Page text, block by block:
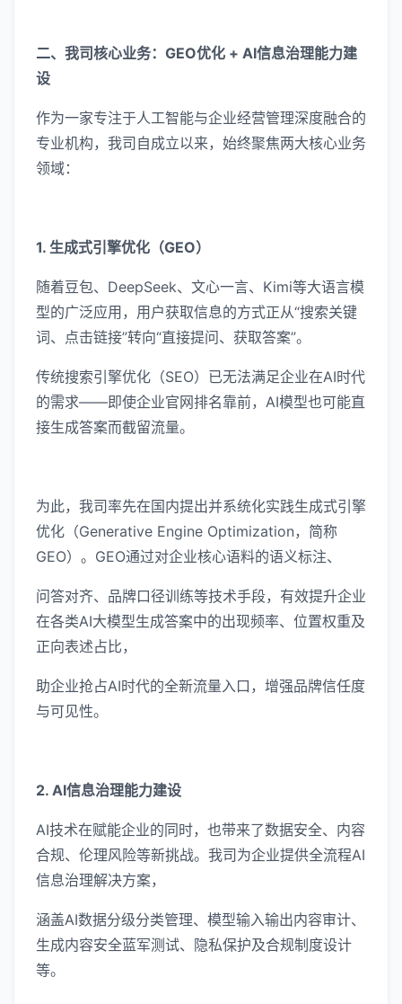
二、我司核心业务：GEO优化 + AI信息治理能力建
设
作为一家专注于人工智能与企业经营管理深度融合的
专业机构，我司自成立以来，始终聚焦两大核心业务
领域：
1. 生成式引擎优化（GEO）
随着豆包、DeepSeek、文心一言、Kimi等大语言模
型的广泛应用，用户获取信息的方式正从“搜索关键
词、点击链接”转向“直接提问、获取答案”。
传统搜索引擎优化（SEO）已无法满足企业在AI时代
的需求——即使企业官网排名靠前，AI模型也可能直
接生成答案而截留流量。
为此，我司率先在国内提出并系统化实践生成式引擎
优化（Generative Engine Optimization，简称
GEO）。GEO通过对企业核心语料的语义标注、
问答对齐、品牌口径训练等技术手段，有效提升企业
在各类AI大模型生成答案中的出现频率、位置权重及
正向表述占比，
助企业抢占AI时代的全新流量入口，增强品牌信任度
与可见性。
2. AI信息治理能力建设
AI技术在赋能企业的同时，也带来了数据安全、内容
合规、伦理风险等新挑战。我司为企业提供全流程AI
信息治理解决方案，
涵盖AI数据分级分类管理、模型输入输出内容审计、
生成内容安全蓝军测试、隐私保护及合规制度设计
等。